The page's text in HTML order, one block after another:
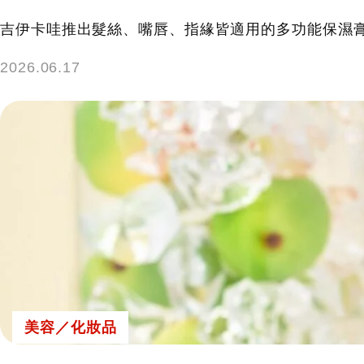
吉伊卡哇推出髮絲、嘴唇、指緣皆適用的多功能保濕
2026.06.17
美容／化妝品